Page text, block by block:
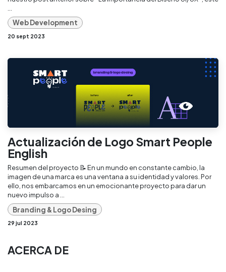
Web Development
20 sept 2023
Actualización de Logo Smart People
English
Resumen del proyecto 📝 En un mundo en constante cambio, la
imagen de una marca es una ventana a su identidad y valores. Por
ello, nos embarcamos en un emocionante proyecto para dar un
nuevo impulso a ...
Branding & Logo Desing
29 jul 2023
ACERCA DE